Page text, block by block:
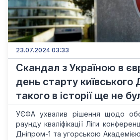
23.07.2024 03:33
Скандал з Україною в
день старту київського
такого в історії ще не
УЄФА ухвалив рішення щодо
раунду кваліфікації Ліги
Дніпром-1 та угорською